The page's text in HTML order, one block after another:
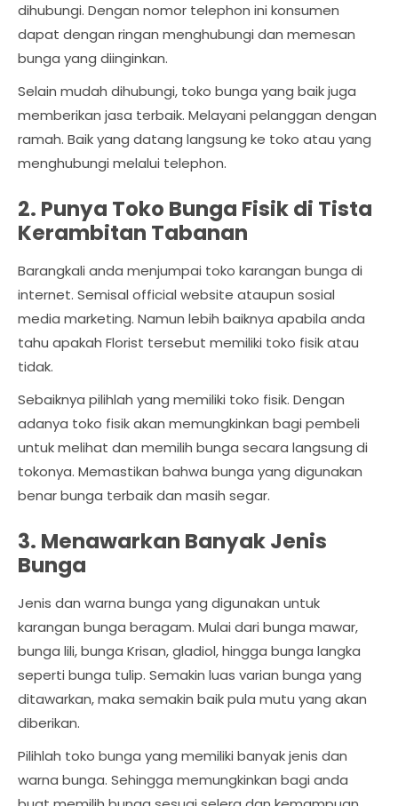
dihubungi. Dengan nomor telephon ini konsumen
dapat dengan ringan menghubungi dan memesan
bunga yang diinginkan.
Selain mudah dihubungi, toko bunga yang baik juga
memberikan jasa terbaik. Melayani pelanggan dengan
ramah. Baik yang datang langsung ke toko atau yang
menghubungi melalui telephon.
2. Punya Toko Bunga Fisik di Tista
Kerambitan Tabanan
Barangkali anda menjumpai toko karangan bunga di
internet. Semisal official website ataupun sosial
media marketing. Namun lebih baiknya apabila anda
tahu apakah Florist tersebut memiliki toko fisik atau
tidak.
Sebaiknya pilihlah yang memiliki toko fisik. Dengan
adanya toko fisik akan memungkinkan bagi pembeli
untuk melihat dan memilih bunga secara langsung di
tokonya. Memastikan bahwa bunga yang digunakan
benar bunga terbaik dan masih segar.
3. Menawarkan Banyak Jenis
Bunga
Jenis dan warna bunga yang digunakan untuk
karangan bunga beragam. Mulai dari bunga mawar,
bunga lili, bunga Krisan, gladiol, hingga bunga langka
seperti bunga tulip. Semakin luas varian bunga yang
ditawarkan, maka semakin baik pula mutu yang akan
diberikan.
Pilihlah toko bunga yang memiliki banyak jenis dan
warna bunga. Sehingga memungkinkan bagi anda